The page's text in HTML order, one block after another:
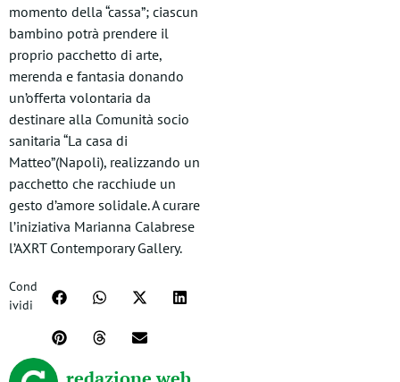
momento della “cassa”; ciascun
bambino potrà prendere il
proprio pacchetto di arte,
merenda e fantasia donando
un’offerta volontaria da
destinare alla Comunità socio
sanitaria “La casa di
Matteo”(Napoli), realizzando un
pacchetto che racchiude un
gesto d’amore solidale. A curare
l’iniziativa Marianna Calabrese
l’AXRT Contemporary Gallery.
Cond
ividi